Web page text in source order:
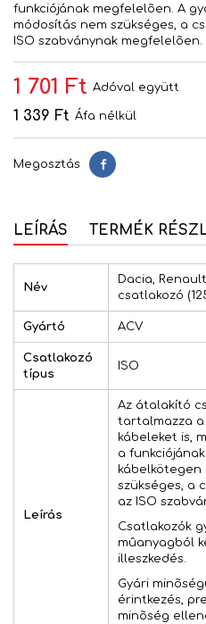
funkciójának megfelelõen. A
módosítás nem szükséges, a
ISO szabványnak megfelelõen.
1 701 Ft Adóval együtt
1 339 Ft Áfa nélkül
Megosztás Megosztás
LEÍRÁS TERMÉK
Név
Dacia,
csatlakozó
Gyártó ACV
Csatlakozó
típus
ISO
Leírás
Az átalakító
tartalmazza
kábeleket is,
a
kábelkötegen
szükséges, a
az ISO
Csatlakozók
mûanyagból
illeszkedés.
Gyári
érintkezés,
minõség